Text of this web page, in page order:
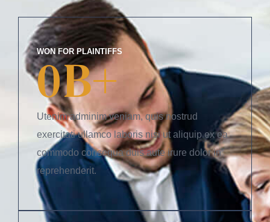
WON FOR PLAINTIFFS
0B+
Utenim adminim veniam, quis nostrud
exercitati ullamco laboris nisi ut aliquip ex ea
commodo consequa duis aute irure dolor in
reprehenderit.